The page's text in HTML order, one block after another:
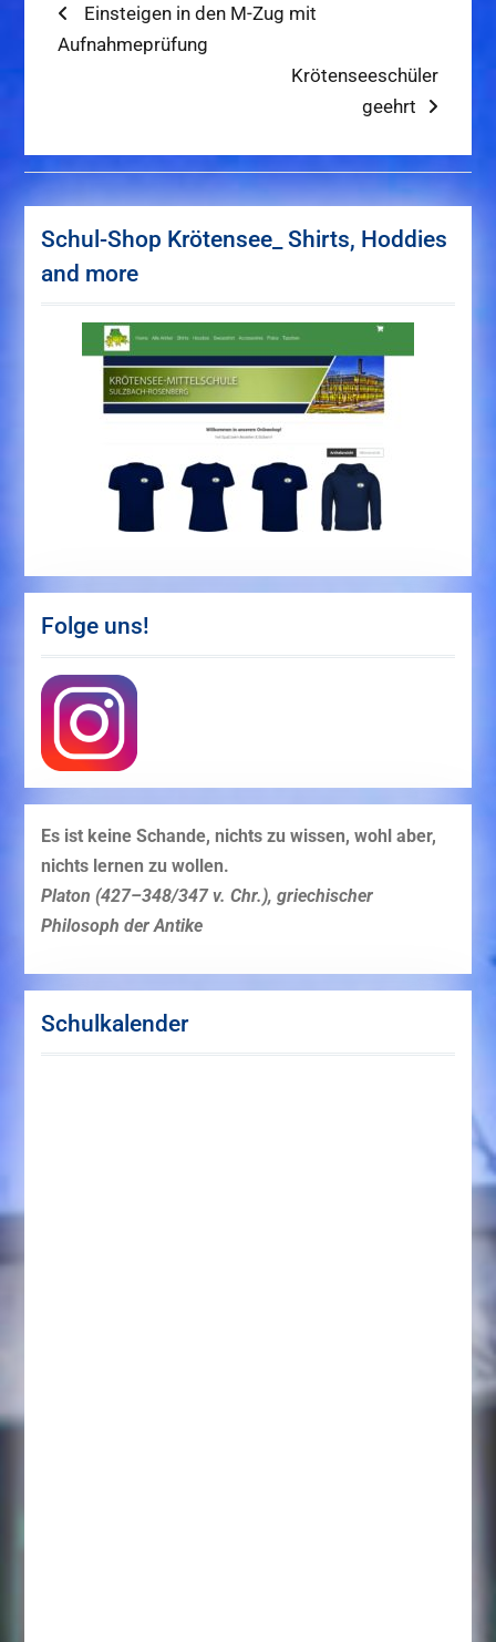
Beitragsnavigation
Previous
post:
Einsteigen in den M-Zug mit
Aufnahmeprüfung
Next
Krötenseeschüler
geehrt
Schul-Shop Krötensee_ Shirts, Hoddies
and more
Folge uns!
Es ist keine Schande, nichts zu wissen, wohl aber,
nichts lernen zu wollen.
Platon (427–348/347 v. Chr.), griechischer
Philosoph der Antike
Schulkalender